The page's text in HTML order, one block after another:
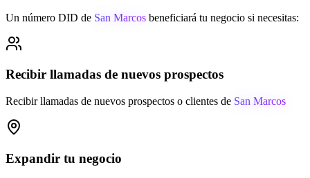
Un número DID de San Marcos beneficiará tu negocio si necesitas:
Recibir llamadas de nuevos prospectos
Recibir llamadas de nuevos prospectos o clientes de San Marcos
Expandir tu negocio